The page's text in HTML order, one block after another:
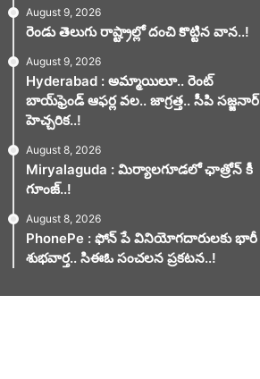
August 9, 2026
రెండు తెలుగు రాష్ట్రాల్లో దంచి కొట్టిన వాన..!
August 9, 2026
Hyderabad : అమ్మాయిలూ.. రెంట్
బాయ్‌ఫ్రెండ్ ఆఫర్ల వల.. జాగ్రత్త.. సీపి సజ్జనార్
హెచ్చరిక..!
August 8, 2026
Miryalaguda : మిర్యాలగూడలో ఛాత్రోన్ కీ
గూంజ్..!
August 8, 2026
PhonePe : ఫోన్ పే వినియోగదారులకు భారీ
శుభవార్త.. సిఈఓ సంచలన ప్రకటన..!